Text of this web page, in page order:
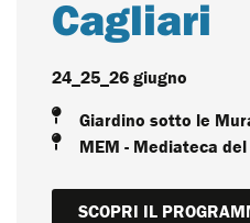
Cagliari
24_25_26 giugno
Giardino sotto le
MEM - Mediateca
SCOPRI IL